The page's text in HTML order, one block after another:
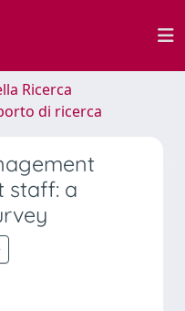
Ricerca
di ricerca
staff: a